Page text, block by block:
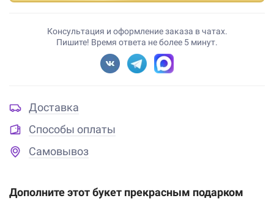
Консультация и оформление заказа в чатах.
Пишите! Время ответа не более 5 минут.
Доставка
Способы оплаты
Самовывоз
Дополните этот букет прекрасным подарком